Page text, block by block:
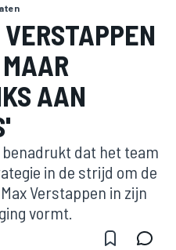
AAN
benadrukt dat het team
in de strijd om de
Verstappen in zijn
vormt.